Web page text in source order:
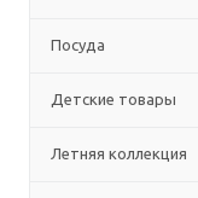
Посуда
Детские товары
Летняя коллекция